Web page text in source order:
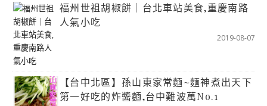
福州世祖胡椒餅｜台北車站美食,重慶南路
人氣小吃
2019-08-07
【台中北區】孫山東家常麵~麵神煮出天下
第一好吃的炸醬麵,台中難波萬No.1